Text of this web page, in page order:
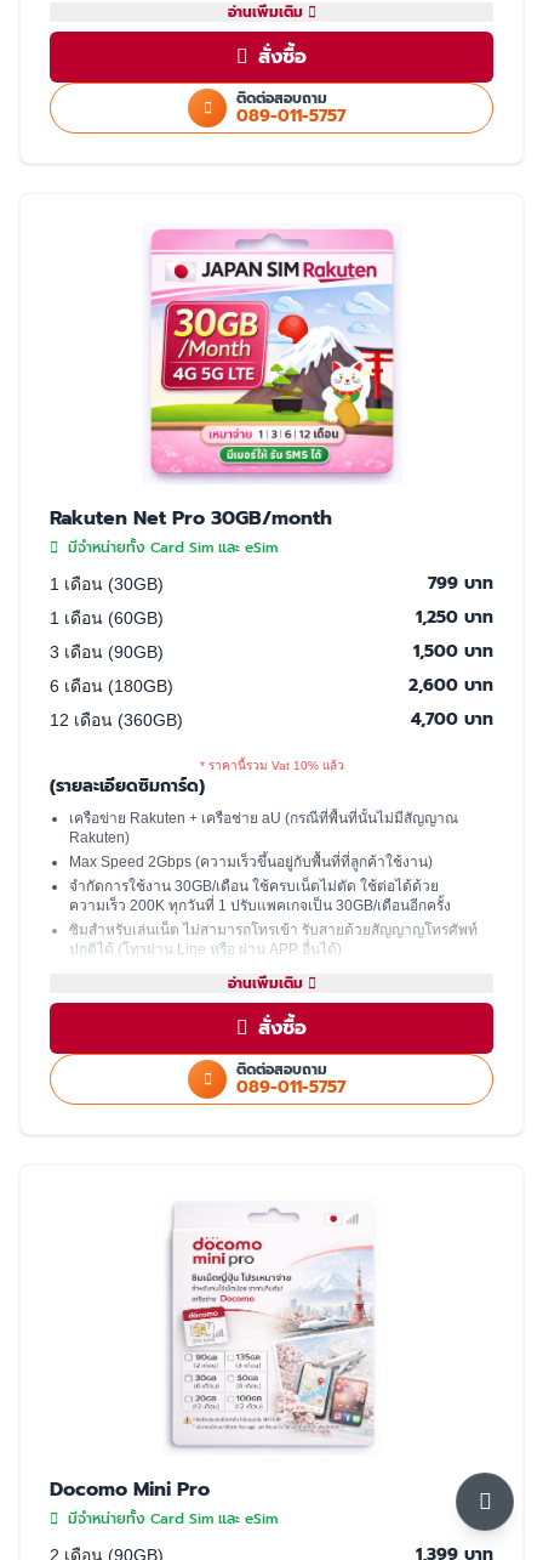
โทรเข้า-ออก ไม่ได้ ต้องโทรผ่าน LINE
แชร์ hotspot ไม่ได้
บริการหลังการขายโดย ทีมงานคนไทย
อ่านเพิ่มเติม
สั่งซื้อ
ติดต่อสอบถาม
089-011-5757
Rakuten Net Pro 30GB/month
มีจำหน่ายทั้ง Card Sim และ eSim
1 เดือน (30GB) 799 บาท
1 เดือน (60GB) 1,250 บาท
3 เดือน (90GB) 1,500 บาท
6 เดือน (180GB) 2,600 บาท
12 เดือน (360GB) 4,700 บาท
* ราคานี้รวม Vat 10% แล้ว
(รายละเอียดซิมการ์ด)
เครือข่าย Rakuten + เครือช่าย aU (กรณีที่พื้นที่นั้นไม่มีสัญญาณ
Rakuten)
Max Speed 2Gbps (ความเร็วขึ้นอยู่กับพื้นที่ที่ลูกค้าใช้งาน)
จำกัดการใช้งาน 30GB/เดือน ใช้ครบเน็ตไม่ตัด ใช้ต่อได้ด้วย
ความเร็ว 200K ทุกวันที่ 1 ปรับแพคเกจเป็น 30GB/เดือนอีกครั้ง
ซิมสำหรับเล่นเน็ต ไม่สามารถโทรเข้า รับสายด้วยสัญญาญโทรศัพท์
ปกติได้ (โทรผ่าน Line หรือ ผ่าน APP อื่นได้)
มีเบอร์ให้ รับ SMS ได้ (ใช้ซื้อบัตรคอนเสิร์ต, ซื้อของออนไลน์, เปิด
แชร์ฮอตสปอต (Hotspot)ไม่ได้
ใช้ได้เฉพาะในประเทศญี่ปุ่นเท่านั้น
มี 2 แบบให้เลือก ซิมปกติ และ eSim
ความเร็วสูงสุด 5GB หากใช้ครบ 5GB ความเร็วจะลดลงเหลือ 200K จนกว่า
ลูกค้าจะย้ายพื้นที่ที่มีสัญญาน Rakuten ความเร็วจะกลับมาปกติ 30GB/เดือน
อ่านเพิ่มเติม
สั่งซื้อ
ติดต่อสอบถาม
089-011-5757
Docomo Mini Pro
มีจำหน่ายทั้ง Card Sim และ eSim
2 เดือน (90GB) 1,399 บาท